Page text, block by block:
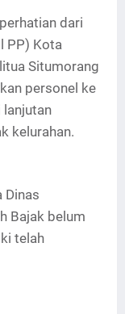
dari
PP) Kota
Situmorang
personel ke
lanjutan
kelurahan.
Dinas
Bajak belum
telah